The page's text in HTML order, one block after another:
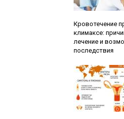
Кровотечение
климаксе:
лечение и
последствия